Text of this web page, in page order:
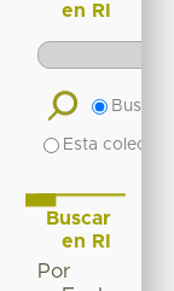
en RI
Buscar
Esta
Buscar
en RI
Por